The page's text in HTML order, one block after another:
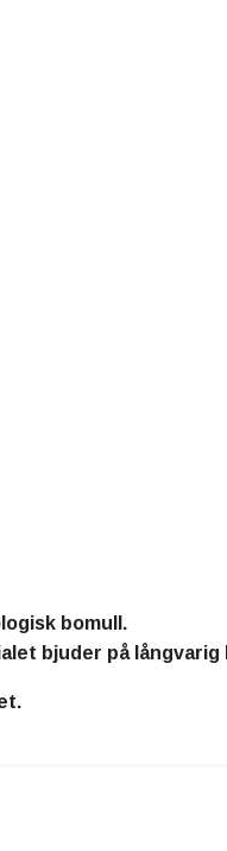
bomull .
bjuder på